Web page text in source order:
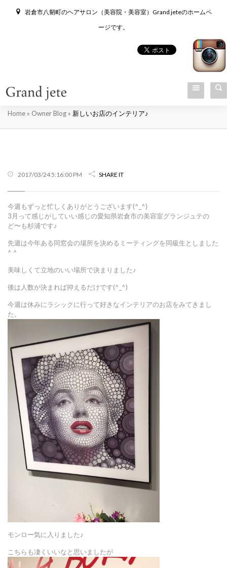
岩倉市八剱町のヘアサロン（美容院・美容室）Grand jeteのホームペ
ージです。
新しいお店のインテリア♪
Home » Owner Blog » 新しいお店のインテリア♪
2017/03/24 5:16:00 PM SHARE IT
今週もずっと忙しくありがとうございます(^_^)
3月って感じがしていい感じの愛知県岩倉市の美容室グランジュテの
ど〜も杉浦です♪
先週は今年ある同窓会の場所を決めるミーティングを同級生としました
^ ^
美味しくて立地のいい場所で決まりました♪
後は人数が決まれば抑えるだけです(^_^)
今週は休みにラシックに行って好きなインテリアのお店をみてきまし
た。
モンロー気に入りました♪
こちらも凄くいいなと思いましたが